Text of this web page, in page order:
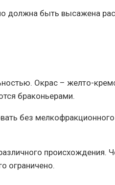
должна быть высажена
Окрас – желто-
браконьерами.
без
ограничено.